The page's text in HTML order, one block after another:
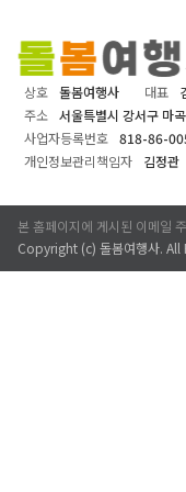
상호 돌봄여행사 대표
주소 서울특별시 강서구 마
사업자등록번호 818-86-
개인정보관리책임자
김정관
본 홈페이지에 게시된 이메일
Copyright (c) 돌봄여행사. All